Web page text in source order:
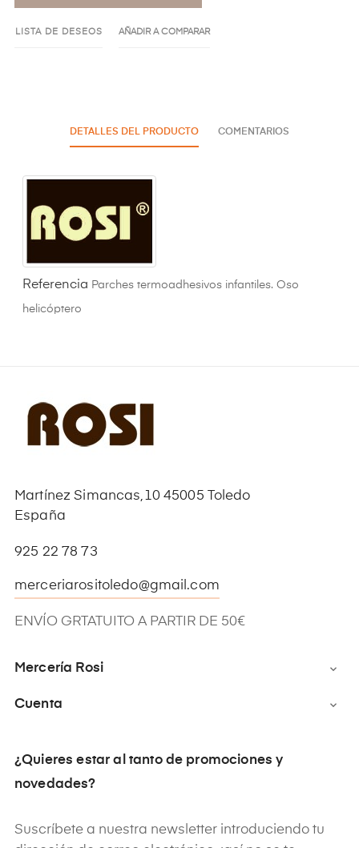
LISTA DE DESEOS AÑADIR A COMPARAR
DETALLES DEL PRODUCTO COMENTARIOS
Referencia Parches termoadhesivos infantiles. Oso
helicóptero
Martínez Simancas,10 45005 Toledo
España
925 22 78 73
merceriarositoledo@gmail.com
ENVÍO GRTATUITO A PARTIR DE 50€
Mercería Rosi 
Cuenta 
¿Quieres estar al tanto de promociones y
novedades?
Suscríbete a nuestra newsletter introduciendo tu